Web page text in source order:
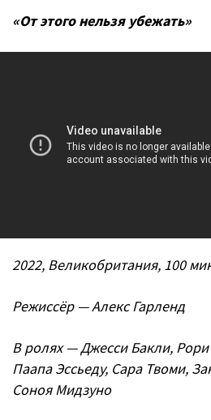
«От этого нельзя убежать»
2022, Великобритания, 100
Режиссёр — Алекс Гарленд
В ролях — Джесси Бакли,
Паапа Эссьеду, Сара Твоми,
Соноя Мидзуно